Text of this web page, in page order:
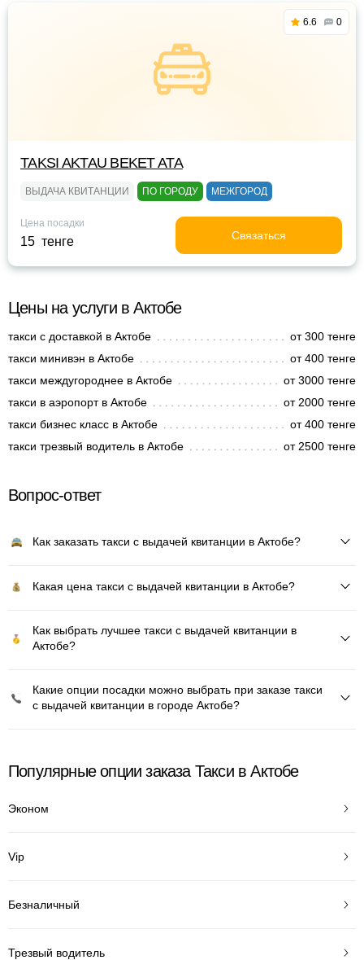
6.6 0
TAKSI AKTAU BEKET ATA
ВЫДАЧА КВИТАНЦИИ ПО ГОРОДУ МЕЖГОРОД
Цена посадки
15 тенге Связаться
Цены на услуги в Актобе
такси с доставкой в Актобе
от 300 тенге
такси минивэн в Актобе
от 400 тенге
такси междугороднее в Актобе
от 3000 тенге
такси в аэропорт в Актобе
от 2000 тенге
такси бизнес класс в Актобе
от 400 тенге
такси трезвый водитель в Актобе
от 2500 тенге
Вопрос-ответ
Как заказать такси с выдачей квитанции в Актобе?
Какая цена такси с выдачей квитанции в Актобе?
Как выбрать лучшее такси с выдачей квитанции в
Актобе?
Какие опции посадки можно выбрать при заказе такси
с выдачей квитанции в городе Актобе?
Популярные опции заказа Такси в Актобе
Эконом
Vip
Безналичный
Трезвый водитель